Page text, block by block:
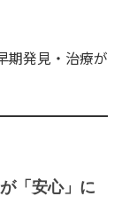
期発見・治療が
「安心」に